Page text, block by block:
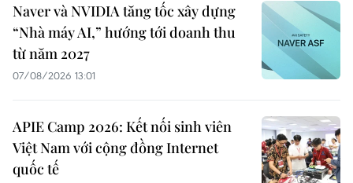
Naver và NVIDIA tăng tốc xây dựng
“Nhà máy AI,” hướng tới doanh thu
từ năm 2027
07/08/2026 13:01
APIE Camp 2026: Kết nối sinh viên
Việt Nam với cộng đồng Internet
quốc tế